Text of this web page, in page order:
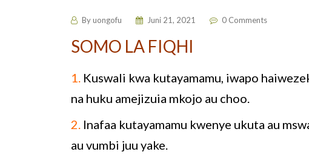
Byuongofu Juni 21, 2021 0 Comments
SOMO LA FIQHI
1. Kuswali kwa kutayamamu, iwapo
na huku amejizuia mkojo au choo.
2. Inafaa kutayamamu kwenye ukuta au
au vumbi juu yake.